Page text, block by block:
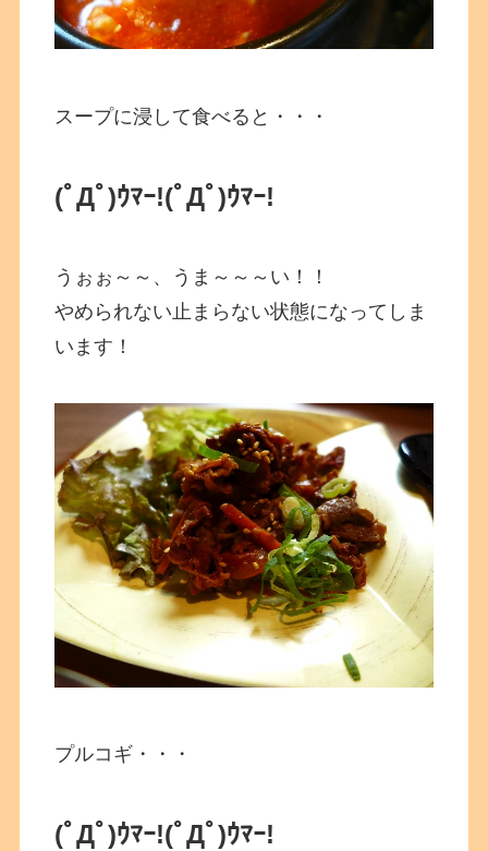
スープに浸して食べると・・・
(ﾟДﾟ)ｳﾏｰ!(ﾟДﾟ)ｳﾏｰ!
うぉぉ～～、うま～～～い！！
やめられない止まらない状態になってしま
います！
プルコギ・・・
(ﾟДﾟ)ｳﾏｰ!(ﾟДﾟ)ｳﾏｰ!